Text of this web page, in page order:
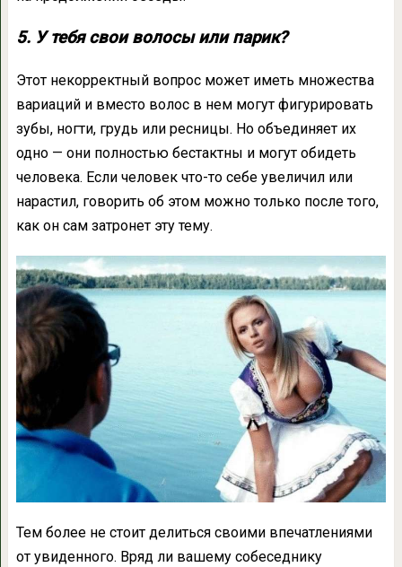
5. У тебя свои волосы или парик?
Этот некорректный вопрос может иметь множества
вариаций и вместо волос в нем могут фигурировать
зубы, ногти, грудь или ресницы. Но объединяет их
одно — они полностью бестактны и могут обидеть
человека. Если человек что-то себе увеличил или
нарастил, говорить об этом можно только после того,
как он сам затронет эту тему.
Тем более не стоит делиться своими впечатлениями
от увиденного. Вряд ли вашему собеседнику